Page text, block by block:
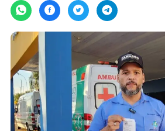
quinta-feira, 07/08/2025 às 19:25